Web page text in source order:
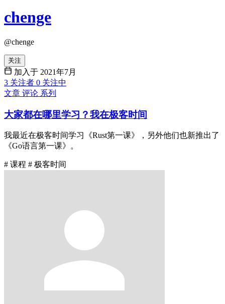
chenge
@chenge
关注
加入于 2021年7月
3 关注者 0 关注中
文章 评论 系列
大家都在哪里学习？我在极客时间
我最近在极客时间学习《Rust第一课》，另外他们也新推出了
《Go语言第一课》。
# 课程 # 极客时间